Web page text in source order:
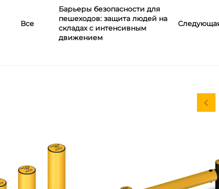
Все
Барьеры безопасности для
пешеходов: защита людей на
складах с интенсивным
движением